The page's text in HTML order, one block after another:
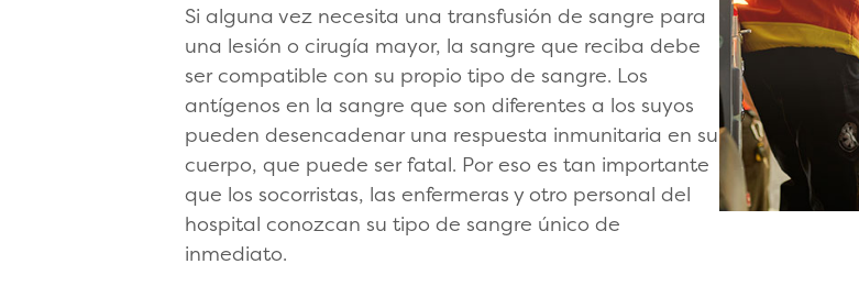
Si alguna vez necesita una transfusión de sangre para
una lesión o cirugía mayor, la sangre que reciba debe
ser compatible con su propio tipo de sangre. Los
antígenos en la sangre que son diferentes a los suyos
pueden desencadenar una respuesta inmunitaria en su
cuerpo, que puede ser fatal. Por eso es tan importante
que los socorristas, las enfermeras y otro personal del
hospital conozcan su tipo de sangre único de
inmediato.